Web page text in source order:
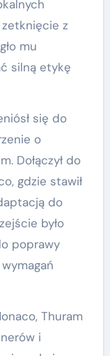
z
mu
silną etykę
się do
o
Dołączył do
gdzie stawił
do
było
poprawy
Thuram
i